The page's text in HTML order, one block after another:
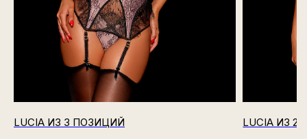
LUCIA ИЗ 3 ПОЗИЦИЙ LUCIA ИЗ